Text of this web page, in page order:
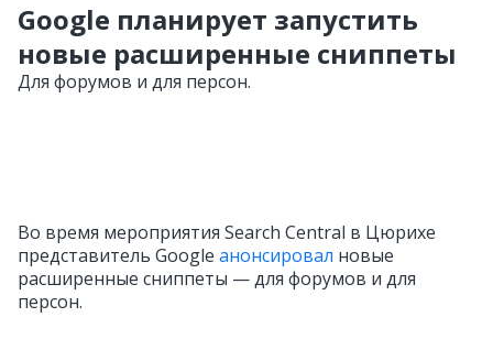
Google планирует запустить
новые расширенные сниппеты
Для форумов и для персон.
Во время мероприятия Search Central в Цюрихе
представитель Google анонсировал новые
расширенные сниппеты — для форумов и для
персон.